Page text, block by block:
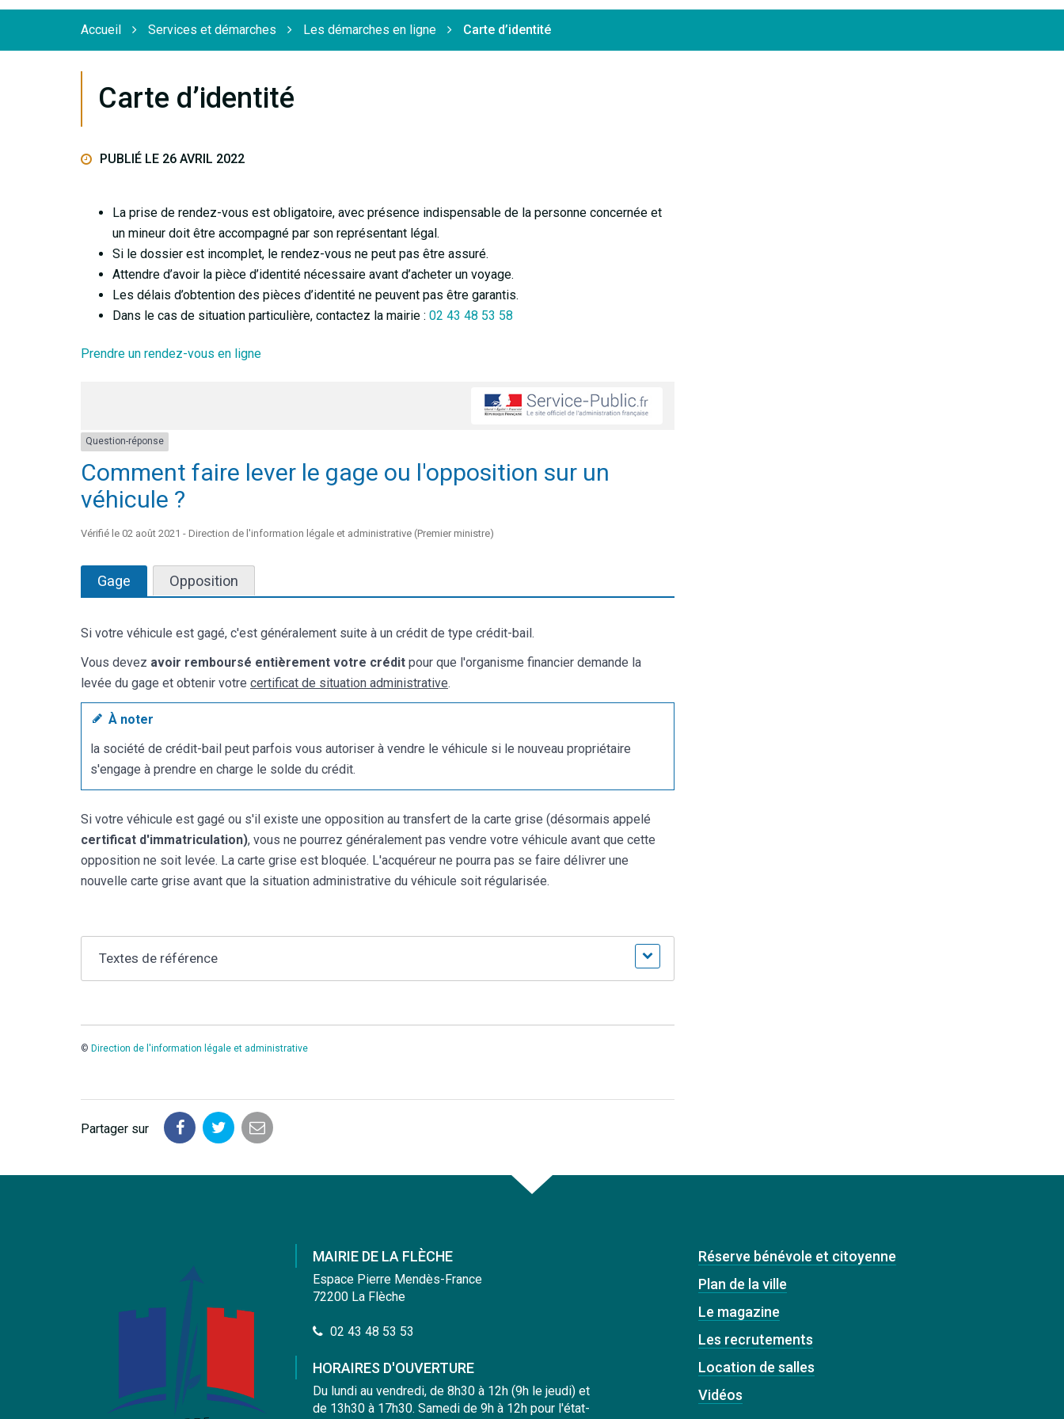
FacebookInstagram
LinkedinYoutube
Flèche
Accueil Services et démarches Les démarches en ligne Carte d’identité
Carte d’identité
PUBLIÉ LE 26 AVRIL 2022
La prise de rendez-vous est obligatoire, avec présence indispensable de la personne concernée et
un mineur doit être accompagné par son représentant légal.
Si le dossier est incomplet, le rendez-vous ne peut pas être assuré.
Attendre d’avoir la pièce d’identité nécessaire avant d’acheter un voyage.
Les délais d’obtention des pièces d’identité ne peuvent pas être garantis.
Dans le cas de situation particulière, contactez la mairie : 02 43 48 53 58
Prendre un rendez-vous en ligne
Question-réponse
Comment faire lever le gage ou l'opposition sur un
véhicule ?
Vérifié le 02 août 2021 - Direction de l'information légale et administrative (Premier ministre)
Gage Opposition
Si votre véhicule est gagé, c'est généralement suite à un crédit de type crédit-bail.
Vous devez avoir remboursé entièrement votre crédit pour que l'organisme financier demande la
levée du gage et obtenir votre certificat de situation administrative.
À noter
la société de crédit-bail peut parfois vous autoriser à vendre le véhicule si le nouveau propriétaire
s'engage à prendre en charge le solde du crédit.
Si votre véhicule est gagé ou s'il existe une opposition au transfert de la carte grise (désormais appelé
certificat d'immatriculation), vous ne pourrez généralement pas vendre votre véhicule avant que cette
opposition ne soit levée. La carte grise est bloquée. L'acquéreur ne pourra pas se faire délivrer une
nouvelle carte grise avant que la situation administrative du véhicule soit régularisée.
Textes de référence
© Direction de l'information légale et administrative
Partager sur
PartagerPartagerPartager
MAIRIE DE LA FLÈCHE
Espace Pierre Mendès-France
72200 La Flèche
02 43 48 53 53
HORAIRES D'OUVERTURE
Du lundi au vendredi, de 8h30 à 12h (9h le jeudi) et
de 13h30 à 17h30. Samedi de 9h à 12h pour l'état-
Réserve bénévole et citoyenne
Plan de la ville
Le magazine
Les recrutements
Location de salles
Vidéos